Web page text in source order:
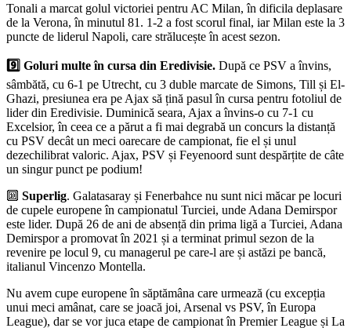
Tonali a marcat golul victoriei pentru AC Milan, în dificila deplasare
de la Verona, în minutul 81. 1-2 a fost scorul final, iar Milan este la 3
puncte de liderul Napoli, care strălucește în acest sezon.
9️⃣ Goluri multe în cursa din Eredivisie. După ce PSV a învins,
sâmbătă, cu 6-1 pe Utrecht, cu 3 duble marcate de Simons, Till și El-
Ghazi, presiunea era pe Ajax să țină pasul în cursa pentru fotoliul de
lider din Eredivisie. Duminică seara, Ajax a învins-o cu 7-1 cu
Excelsior, în ceea ce a părut a fi mai degrabă un concurs la distanță
cu PSV decât un meci oarecare de campionat, fie el și unul
dezechilibrat valoric. Ajax, PSV și Feyenoord sunt despărțite de câte
un singur punct pe podium!
🔟 Superlig. Galatasaray și Fenerbahce nu sunt nici măcar pe locuri
de cupele europene în campionatul Turciei, unde Adana Demirspor
este lider. După 26 de ani de absență din prima ligă a Turciei, Adana
Demirspor a promovat în 2021 și a terminat primul sezon de la
revenire pe locul 9, cu managerul pe care-l are și astăzi pe bancă,
italianul Vincenzo Montella.
Nu avem cupe europene în săptămâna care urmează (cu excepția
unui meci amânat, care se joacă joi, Arsenal vs PSV, în Europa
League), dar se vor juca etape de campionat în Premier League și La